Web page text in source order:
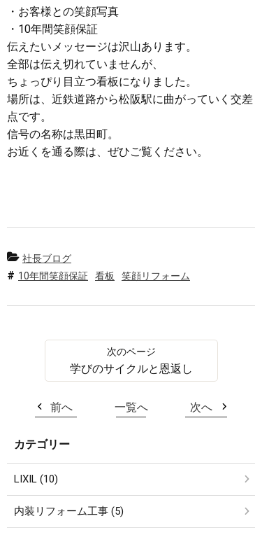
・お客様との笑顔写真
・10年間笑顔保証
伝えたいメッセージは沢山あります。
全部は伝え切れていませんが、
ちょっぴり目立つ看板になりました。
場所は、近鉄道路から松阪駅に曲がっていく交差
点です。
信号の名称は黒田町。
お近くを通る際は、ぜひご覧ください。
社長ブログ
10年間笑顔保証
看板 笑顔リフォーム
学びのサイクルと恩返し
前へ 一覧へ 次へ
カテゴリー
LIXIL (10)
内装リフォーム工事 (5)